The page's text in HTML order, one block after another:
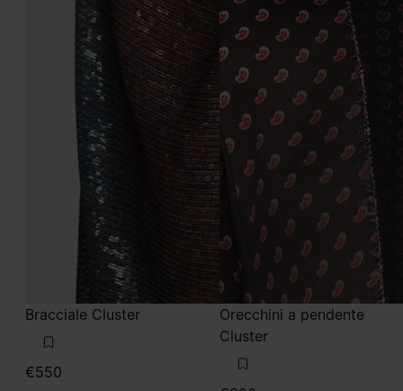
Bracciale Cluster
€550
Orecchini a pendente
Cluster